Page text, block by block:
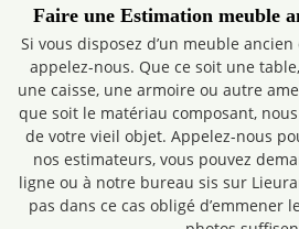
Faire une Estimation meuble
Si vous disposez d’un meuble
appelez-nous. Que ce soit une
une caisse, une armoire ou autre
que soit le matériau composant,
de votre vieil objet. Appelez-nous
nos estimateurs, vous pouvez
ligne ou à notre bureau sis sur
pas dans ce cas obligé d’emmener